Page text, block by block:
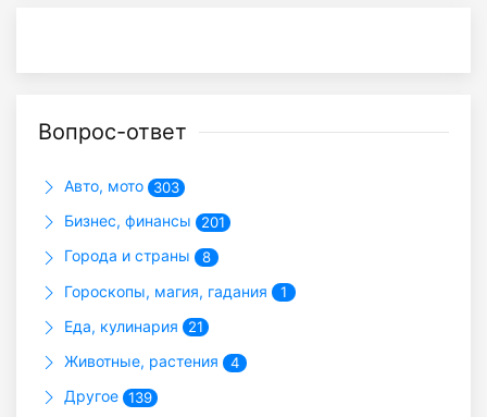
Вопрос-ответ
Авто, мото 303
Бизнес, финансы 201
Города и страны 8
Гороскопы, магия, гадания 1
Еда, кулинария 21
Животные, растения 4
Другое 139